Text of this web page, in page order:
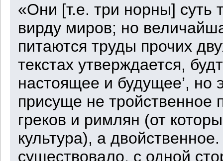
«Они [т.е. три норны] суть
вирду миров; но
питаются труды прочих
текстах утверждается,
настоящее и будущее’, но
присуще не тройственное
греков и римлян (от
культура), а
существовало, с одной